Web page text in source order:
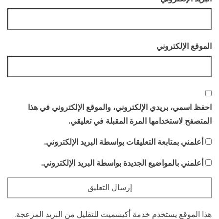
الموقع الإلكتروني
احفظ اسمي، بريدي الإلكتروني، والموقع الإلكتروني في هذا
المتصفح لاستخدامها المرة المقبلة في تعليقي.
أعلمني بمتابعة التعليقات بواسطة البريد الإلكتروني.
أعلمني بالمواضيع الجديدة بواسطة البريد الإلكتروني.
هذا الموقع يستخدم خدمة أكيسميت للتقليل من البريد المزعجة.